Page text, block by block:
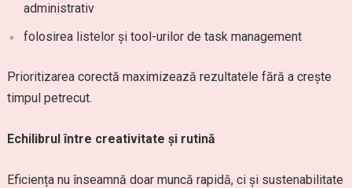
administrativ
folosirea listelor și tool-urilor de task management
Prioritizarea corectă maximizează rezultatele fără a crește
timpul petrecut.
Echilibrul între creativitate și rutină
Eficiența nu înseamnă doar muncă rapidă, ci și sustenabilitate